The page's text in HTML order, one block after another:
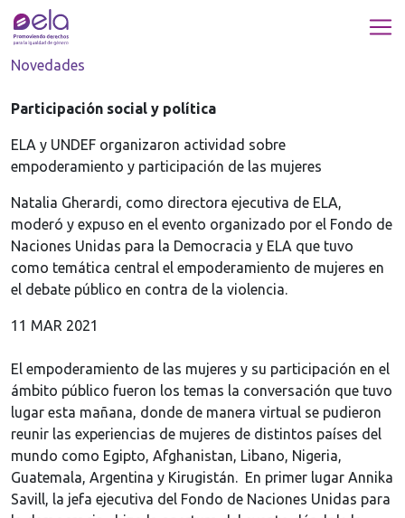
Novedades
Participación social y política
ELA y UNDEF organizaron actividad sobre
empoderamiento y participación de las mujeres
Natalia Gherardi, como directora ejecutiva de ELA,
moderó y expuso en el evento organizado por el Fondo de
Naciones Unidas para la Democracia y ELA que tuvo
como temática central el empoderamiento de mujeres en
el debate público en contra de la violencia.
11 MAR 2021
El empoderamiento de las mujeres y su participación en el
ámbito público fueron los temas la conversación que tuvo
lugar esta mañana, donde de manera virtual se pudieron
reunir las experiencias de mujeres de distintos países del
mundo como Egipto, Afghanistan, Libano, Nigeria,
Guatemala, Argentina y Kirugistán. En primer lugar Annika
Savill, la jefa ejecutiva del Fondo de Naciones Unidas para